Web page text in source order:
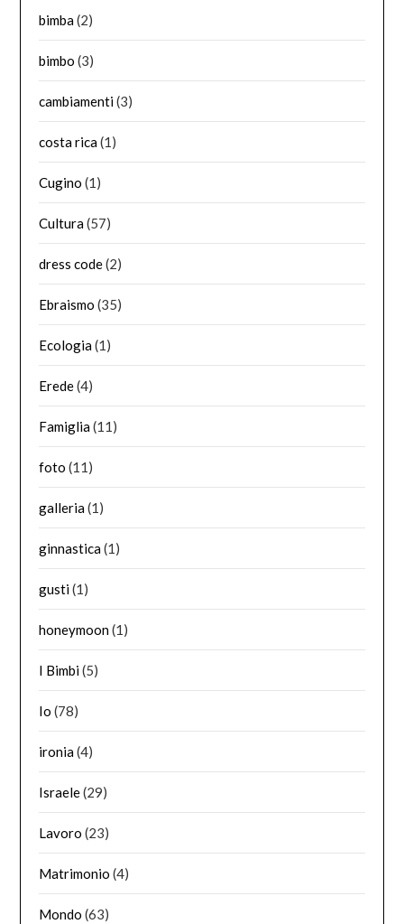
bimba(2)
bimbo (3)
cambiamenti(3)
costa rica(1)
Cugino (1)
Cultura(57)
dress code(2)
Ebraismo (35)
Ecologia(1)
Erede(4)
Famiglia(11)
foto (11)
galleria(1)
ginnastica(1)
gusti(1)
honeymoon(1)
I Bimbi(5)
Io (78)
ironia(4)
Israele(29)
Lavoro (23)
Matrimonio (4)
Mondo (63)